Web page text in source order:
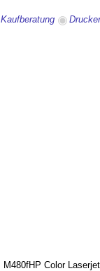
Kaufberatung
HP Color